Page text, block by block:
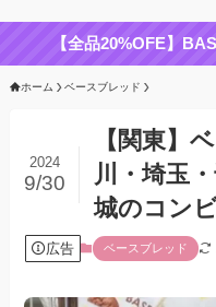
【全品20%OFE】
ホーム ベースブレッド
【関東】
川・埼玉
城のコン
2024
9/30
広告 ベースブレッド